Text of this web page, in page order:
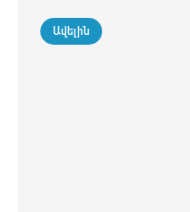
Ավելին